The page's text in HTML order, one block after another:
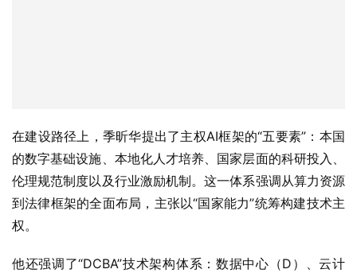
在建设路径上，季昕华提出了主权AI框架的“五要素”：本国
的数字基础设施、本地化人才培养、国家层面的科研投入、
伦理规范制度以及行业激励机制。这一体系强调从算力资源
到法律框架的全面布局，主张以“国家能力”统筹构建技术主
权。
他还强调了“DCBA”技术架构体系：数据中心（D）、云计